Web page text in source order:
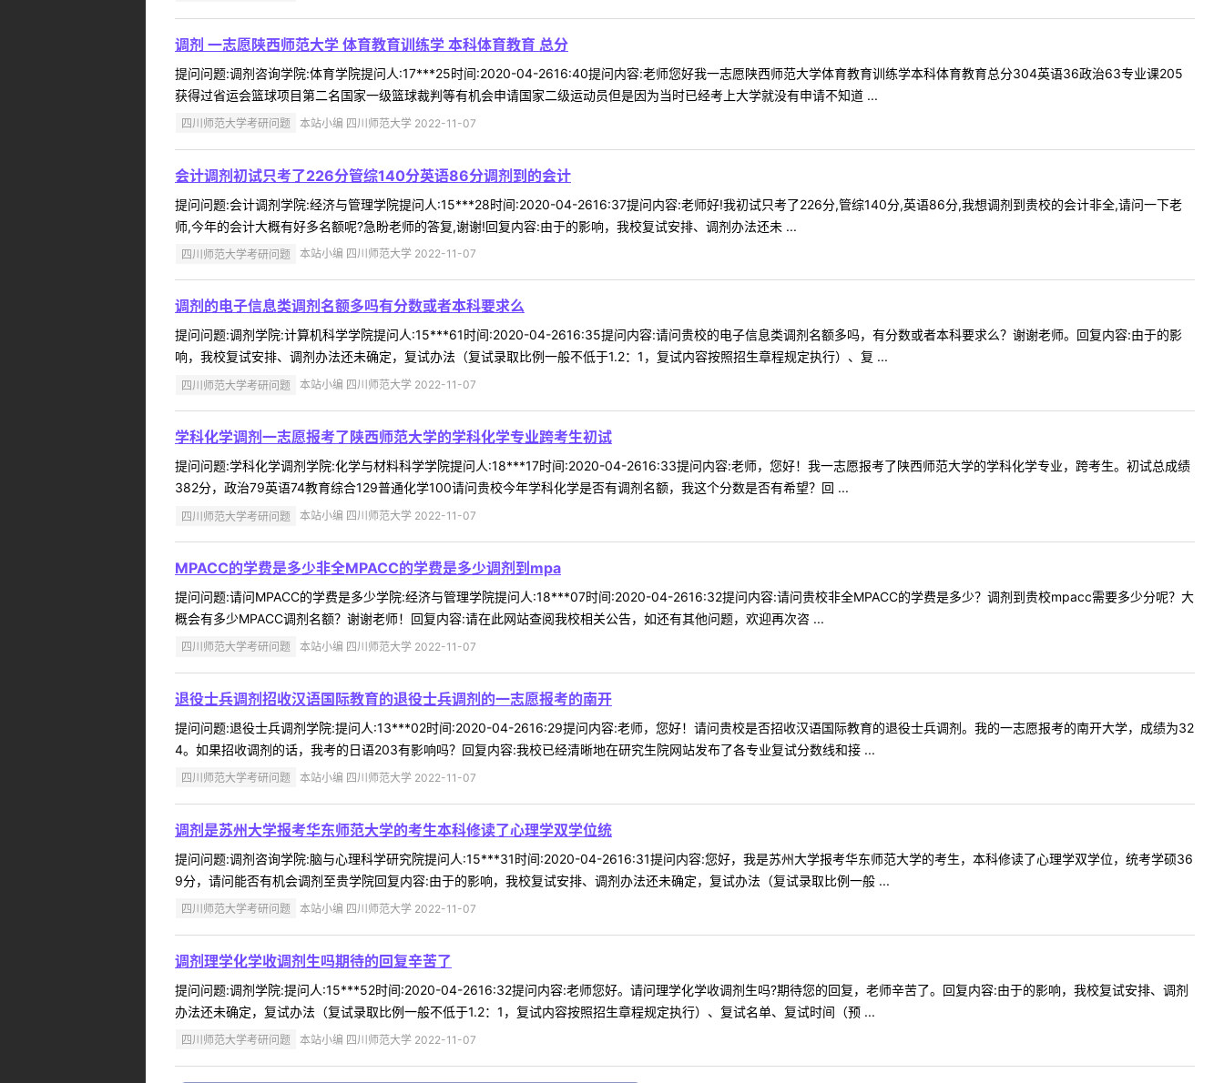
调剂 一志愿陕西师范大学 体育教育训练学 本科体育教育 总分
提问问题:调剂咨询学院:体育学院提问人:17***25时间:2020-04-2616:40提问内容:老师您好我一志愿陕西师范大学体育教育训练学本科体育教育总分304英语36政治63专业课205
获得过省运会篮球项目第二名国家一级篮球裁判等有机会申请国家二级运动员但是因为当时已经考上大学就没有申请不知道 ...
四川师范大学考研问题 本站小编 四川师范大学 2022-11-07
会计调剂初试只考了226分管综140分英语86分调剂到的会计
提问问题:会计调剂学院:经济与管理学院提问人:15***28时间:2020-04-2616:37提问内容:老师好!我初试只考了226分,管综140分,英语86分,我想调剂到贵校的会计非全,请问一下老
师,今年的会计大概有好多名额呢?急盼老师的答复,谢谢!回复内容:由于的影响，我校复试安排、调剂办法还未 ...
四川师范大学考研问题 本站小编 四川师范大学 2022-11-07
调剂的电子信息类调剂名额多吗有分数或者本科要求么
提问问题:调剂学院:计算机科学学院提问人:15***61时间:2020-04-2616:35提问内容:请问贵校的电子信息类调剂名额多吗，有分数或者本科要求么？谢谢老师。回复内容:由于的影
响，我校复试安排、调剂办法还未确定，复试办法（复试录取比例一般不低于1.2：1，复试内容按照招生章程规定执行）、复 ...
四川师范大学考研问题 本站小编 四川师范大学 2022-11-07
学科化学调剂一志愿报考了陕西师范大学的学科化学专业跨考生初试
提问问题:学科化学调剂学院:化学与材料科学学院提问人:18***17时间:2020-04-2616:33提问内容:老师，您好！我一志愿报考了陕西师范大学的学科化学专业，跨考生。初试总成绩
382分，政治79英语74教育综合129普通化学100请问贵校今年学科化学是否有调剂名额，我这个分数是否有希望？回 ...
四川师范大学考研问题 本站小编 四川师范大学 2022-11-07
MPACC的学费是多少非全MPACC的学费是多少调剂到mpa
提问问题:请问MPACC的学费是多少学院:经济与管理学院提问人:18***07时间:2020-04-2616:32提问内容:请问贵校非全MPACC的学费是多少？调剂到贵校mpacc需要多少分呢？大
概会有多少MPACC调剂名额？谢谢老师！回复内容:请在此网站查阅我校相关公告，如还有其他问题，欢迎再次咨 ...
四川师范大学考研问题 本站小编 四川师范大学 2022-11-07
退役士兵调剂招收汉语国际教育的退役士兵调剂的一志愿报考的南开
提问问题:退役士兵调剂学院:提问人:13***02时间:2020-04-2616:29提问内容:老师，您好！请问贵校是否招收汉语国际教育的退役士兵调剂。我的一志愿报考的南开大学，成绩为32
4。如果招收调剂的话，我考的日语203有影响吗？回复内容:我校已经清晰地在研究生院网站发布了各专业复试分数线和接 ...
四川师范大学考研问题 本站小编 四川师范大学 2022-11-07
调剂是苏州大学报考华东师范大学的考生本科修读了心理学双学位统
提问问题:调剂咨询学院:脑与心理科学研究院提问人:15***31时间:2020-04-2616:31提问内容:您好，我是苏州大学报考华东师范大学的考生，本科修读了心理学双学位，统考学硕36
9分，请问能否有机会调剂至贵学院回复内容:由于的影响，我校复试安排、调剂办法还未确定，复试办法（复试录取比例一般 ...
四川师范大学考研问题 本站小编 四川师范大学 2022-11-07
调剂理学化学收调剂生吗期待的回复辛苦了
提问问题:调剂学院:提问人:15***52时间:2020-04-2616:32提问内容:老师您好。请问理学化学收调剂生吗?期待您的回复，老师辛苦了。回复内容:由于的影响，我校复试安排、调剂
办法还未确定，复试办法（复试录取比例一般不低于1.2：1，复试内容按照招生章程规定执行）、复试名单、复试时间（预 ...
四川师范大学考研问题 本站小编 四川师范大学 2022-11-07